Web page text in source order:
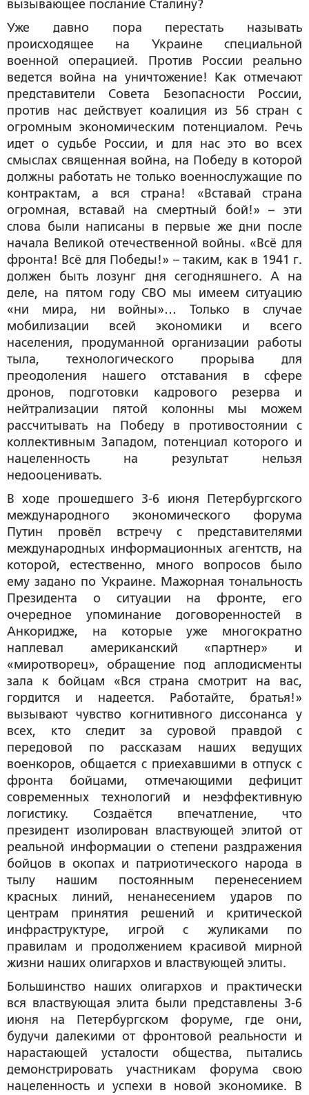
вызывающее послание Сталину?
Уже давно пора перестать называть
происходящее на Украине специальной
военной операцией. Против России реально
ведется война на уничтожение! Как отмечают
представители Совета Безопасности России,
против нас действует коалиция из 56 стран с
огромным экономическим потенциалом. Речь
идет о судьбе России, и для нас это во всех
смыслах священная война, на Победу в которой
должны работать не только военнослужащие по
контрактам, а вся страна! «Вставай страна
огромная, вставай на смертный бой!» – эти
слова были написаны в первые же дни после
начала Великой отечественной войны. «Всё для
фронта! Всё для Победы!» – таким, как в 1941 г.
должен быть лозунг дня сегодняшнего. А на
деле, на пятом году СВО мы имеем ситуацию
«ни мира, ни войны»… Только в случае
мобилизации всей экономики и всего
населения, продуманной организации работы
тыла, технологического прорыва для
преодоления нашего отставания в сфере
дронов, подготовки кадрового резерва и
нейтрализации пятой колонны мы можем
рассчитывать на Победу в противостоянии с
коллективным Западом, потенциал которого и
нацеленность на результат нельзя
недооценивать.
В ходе прошедшего 3-6 июня Петербургского
международного экономического форума
Путин провёл встречу с представителями
международных информационных агентств, на
которой, естественно, много вопросов было
ему задано по Украине. Мажорная тональность
Президента о ситуации на фронте, его
очередное упоминание договоренностей в
Анкоридже, на которые уже многократно
наплевал американский «партнер» и
«миротворец», обращение под аплодисменты
зала к бойцам «Вся страна смотрит на вас,
гордится и надеется. Работайте, братья!»
вызывают чувство когнитивного диссонанса у
всех, кто следит за суровой правдой с
передовой по рассказам наших ведущих
военкоров, общается с приехавшими в отпуск с
фронта бойцами, отмечающими дефицит
современных технологий и неэффективную
логистику. Создаётся впечатление, что
президент изолирован властвующей элитой от
реальной информации о степени раздражения
бойцов в окопах и патриотического народа в
тылу нашим постоянным перенесением
красных линий, ненанесением ударов по
центрам принятия решений и критической
инфраструктуре, игрой с жуликами по
правилам и продолжением красивой мирной
жизни наших олигархов и властвующей элиты.
Большинство наших олигархов и практически
вся властвующая элита были представлены 3-6
июня на Петербургском форуме, где они,
будучи далекими от фронтовой реальности и
нарастающей усталости общества, пытались
демонстрировать участникам форума свою
нацеленность и успехи в новой экономике. В